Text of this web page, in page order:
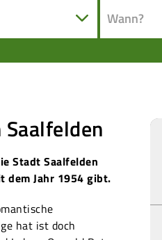
Stadt Saalfelden
dem Jahr 1954 gibt.
hat ist doch